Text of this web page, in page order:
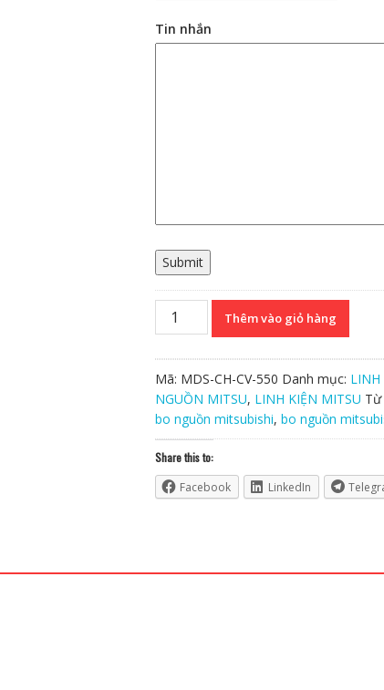
Tin nhắn
Submit
Nguồn
CH-
CV-
550
Chính
số
Thêm vào giỏ hàng
Mã: MDS-CH-CV-550 Danh mục: LINH
NGUỒN MITSU, LINH KIỆN MITSU Từ
bo nguồn mitsubishi, bo nguồn
Share this to:
Facebook
LinkedIn